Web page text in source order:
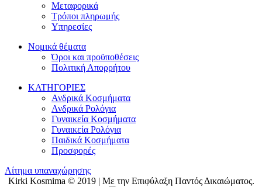
Μεταφορικά
Τρόποι πληρωμής
Υπηρεσίες
Νομικά θέματα
Όροι και προϋποθέσεις
Πολιτική Απορρήτου
ΚΑΤΗΓΟΡΙΕΣ
Ανδρικά Κοσμήματα
Ανδρικά Ρολόγια
Γυναικεία Κοσμήματα
Γυναικεία Ρολόγια
Παιδικά Κοσμήματα
Προσφορές
Αίτημα υπαναχώρησης
Kirki Kosmima © 2019 | Με την Επιφύλαξη Παντός Δικαιώματος.